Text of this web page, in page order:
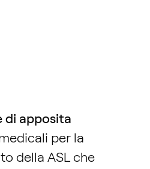
di apposita
per la
della ASL che